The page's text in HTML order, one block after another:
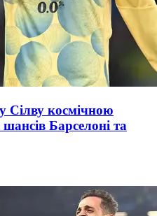
Сілву космічною
Барселоні та